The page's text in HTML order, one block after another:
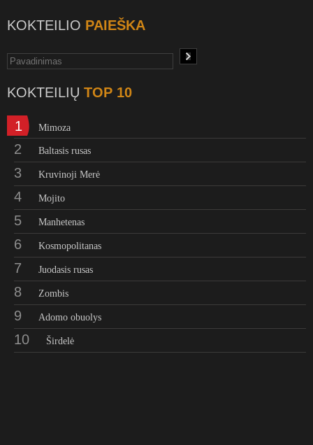
KOKTEILIO PAIEŠKA
KOKTEILIŲ TOP 10
1 Mimoza
2 Baltasis rusas
3 Kruvinoji Merė
4 Mojito
5 Manhetenas
6 Kosmopolitanas
7 Juodasis rusas
8 Zombis
9 Adomo obuolys
10 Širdelė